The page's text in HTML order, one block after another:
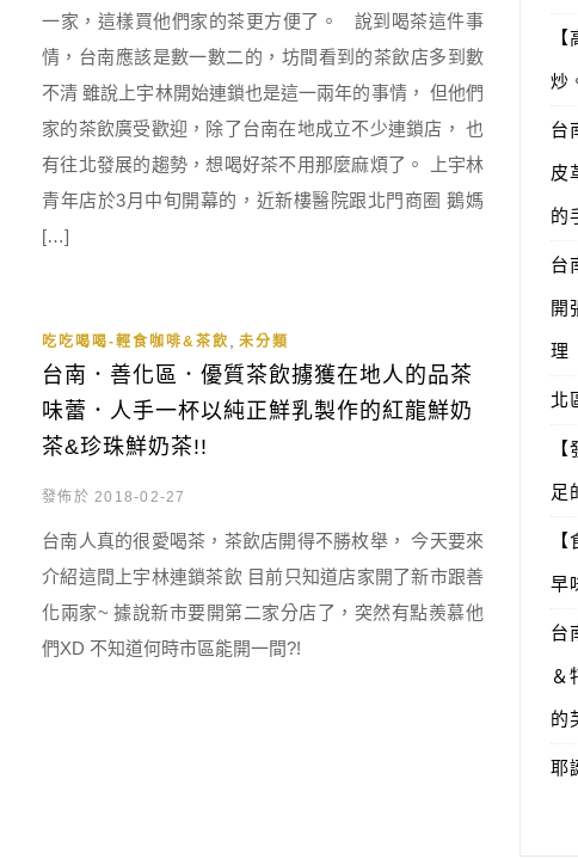
一家，這樣買他們家的茶更方便了。 說到喝茶這件事
情，台南應該是數一數二的，坊間看到的茶飲店多到數
不清 雖說上宇林開始連鎖也是這一兩年的事情， 但他們
家的茶飲廣受歡迎，除了台南在地成立不少連鎖店， 也
有往北發展的趨勢，想喝好茶不用那麼麻煩了。 上宇林
青年店於3月中旬開幕的，近新樓醫院跟北門商圈 鵝媽
[…]
吃吃喝喝-輕食咖啡&茶飲 未分類
台南．善化區．優質茶飲擄獲在地人的品茶
味蕾．人手一杯以純正鮮乳製作的紅龍鮮奶
茶&珍珠鮮奶茶!!
發佈於 2018-02-27
台南人真的很愛喝茶，茶飲店開得不勝枚舉， 今天要來
介紹這間上宇林連鎖茶飲 目前只知道店家開了新市跟善
化兩家~ 據說新市要開第二家分店了，突然有點羨慕他
們XD 不知道何時市區能開一間?!
炒
台
皮
的
台
開
理
北
足
早
台
＆
的
耶